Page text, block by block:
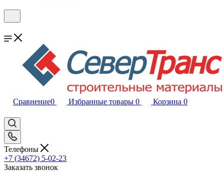
Сравнение0 Избранные товары 0 Корзина 0
Телефоны
+7 (34672) 5-02-23
Заказать звонок